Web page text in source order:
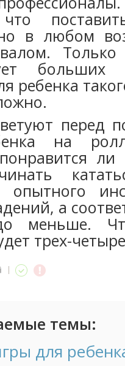
в любом
ребенка
перед
на
опытного
а
меньше.
трех-
темы:
для